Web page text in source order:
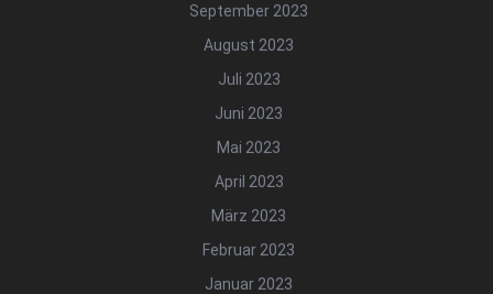
September 2023
August 2023
Juli 2023
Juni 2023
Mai 2023
April 2023
März 2023
Februar 2023
Januar 2023